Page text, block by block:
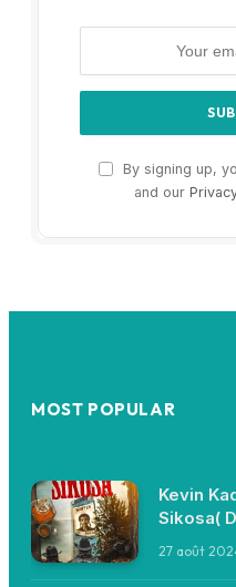
By signing up,
and our
MOST POPULAR
Kevin
Sikosa(
27 août